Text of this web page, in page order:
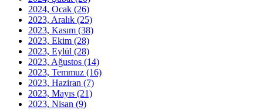
2024, Ocak (26)
2023, Aralık (25)
2023, Kasım (38)
2023, Ekim (28)
2023, Eylül (28)
2023, Ağustos (14)
2023, Temmuz (16)
2023, Haziran (7)
2023, Mayıs (21)
2023, Nisan (9)